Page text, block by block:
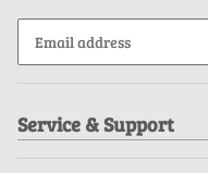
Service & Support